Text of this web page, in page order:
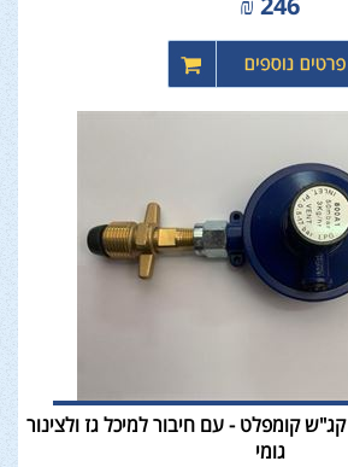
ווסת גז 50 מיליבר / 3 קג"ש קומפלט - עם חיבור למיכל גז ולצינור
גומי